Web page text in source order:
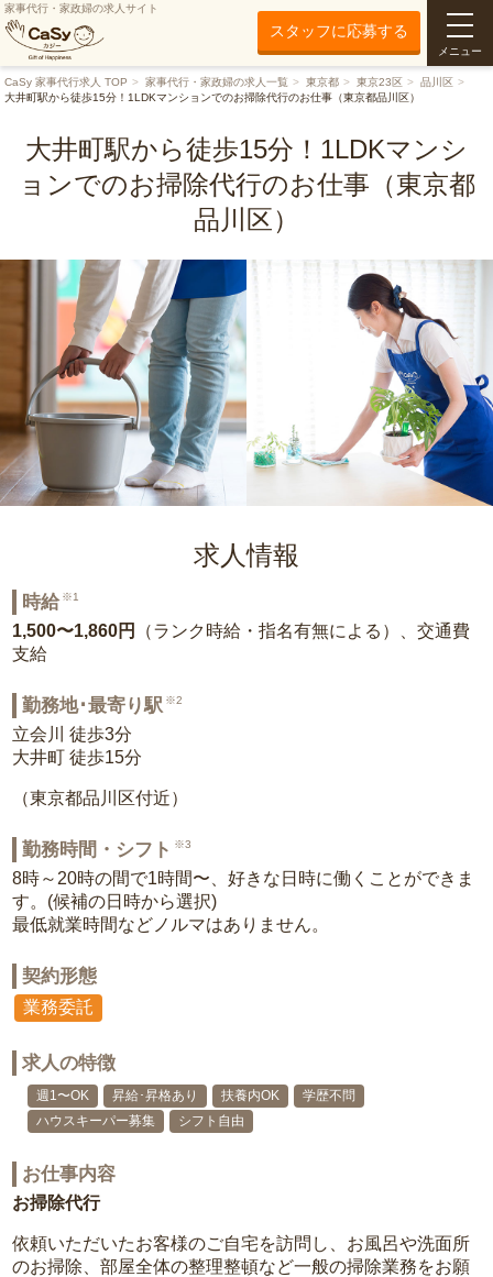
家事代行・家政婦の求人サイト
スタッフに応募する
メニュー
CaSy 家事代行求人 TOP 家事代行・家政婦の求人一覧 東京都 東京23区
品川区
大井町駅から徒歩15分！1LDKマンションでのお掃除代行のお仕事（東京都品川区）
大井町駅から徒歩15分！1LDKマンシ
ョンでのお掃除代行のお仕事（東京都
品川区）
求人情報
時給 ※1
1,500〜1,860円
（ランク時給・指名有無による）、交通費
支給
勤務地･最寄り駅 ※2
立会川 徒歩3分
大井町 徒歩15分
（東京都品川区付近）
勤務時間・シフト ※3
8時～20時の間で1時間〜、好きな日時に働くことができま
す。(候補の日時から選択)
最低就業時間などノルマはありません。
契約形態
業務委託
求人の特徴
週1〜OK 昇給･昇格あり 扶養内OK
学歴不問
ハウスキーパー募集
シフト自由
お仕事内容
お掃除代行
依頼いただいたお客様のご自宅を訪問し、お風呂や洗面所
のお掃除、部屋全体の整理整頓など一般の掃除業務をお願